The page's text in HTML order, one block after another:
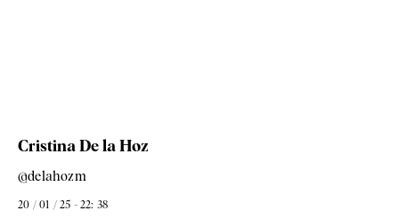
Cristina De la Hoz
@delahozm
20 / 01 / 25 - 22: 38